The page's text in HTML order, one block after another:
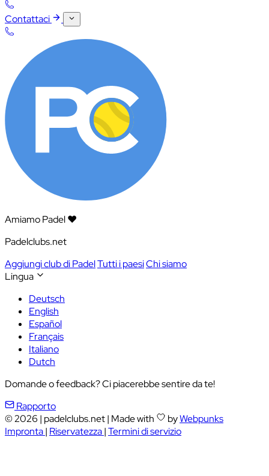
Contattaci
Amiamo Padel ❤️
Padelclubs.net
Aggiungi club di PadelTutti i paesiChi siamo
Lingua
Deutsch
English
Español
Français
Italiano
Dutch
Domande o feedback? Ci piacerebbe sentire da te!
Rapporto
© 2026 | padelclubs.net| Made with byWebpunks
Impronta| Riservatezza|Termini di servizio